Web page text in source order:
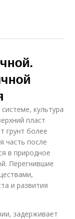
культура
пласт
грунт более
часть после
в природное
Перегнившие
и развития
задерживает